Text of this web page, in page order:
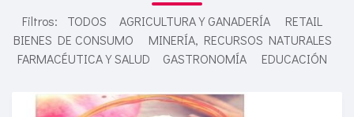
Filtros: TODOS AGRICULTURA Y GANADERÍA
RETAIL
BIENES DE CONSUMO
MINERÍA, RECURSOS NATURALES
FARMACÉUTICA Y SALUD
GASTRONOMÍA EDUCACIÓN